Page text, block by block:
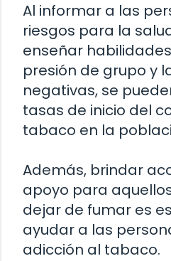
Al informar a las
riesgos para la
enseñar
presión de grupo y
negativas, se
tasas de inicio del
tabaco en la
Además, brindar
apoyo para
dejar de fumar es
ayudar a las
adicción al tabaco.